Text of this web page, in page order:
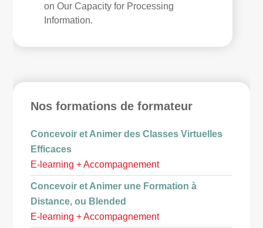
on Our Capacity for Processing
Information.
Nos formations de formateur
Concevoir et Animer des Classes Virtuelles
Efficaces
E-learning + Accompagnement
Concevoir et Animer une Formation à
Distance, ou Blended
E-learning + Accompagnement